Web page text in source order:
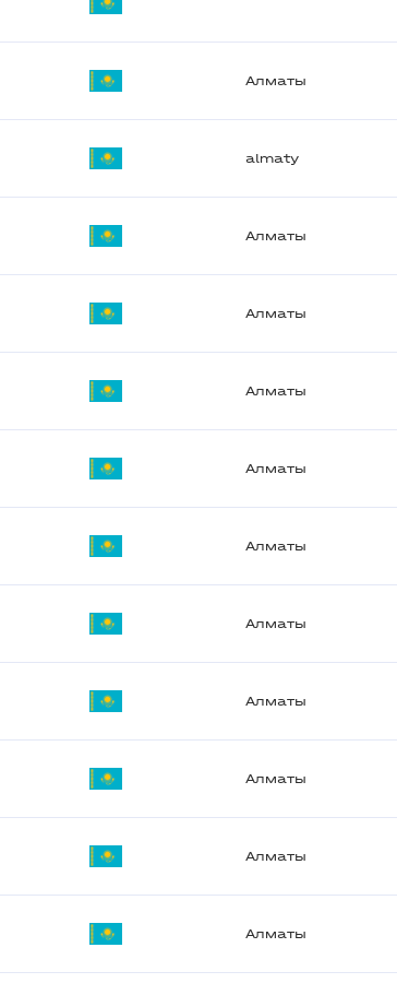
Алматы
almaty
Алматы
Алматы
Алматы
Алматы
Алматы
Алматы
Алматы
Алматы
Алматы
Алматы